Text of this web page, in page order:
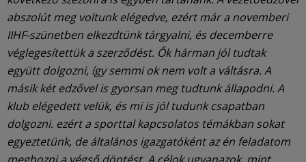
abszolút meg voltunk elégedve, ezért már a novemberi
IIHF-szünetben elkezdtünk tárgyalni, és decemberre
véglegesítettük a szerződést. Ők hárman jól tudtak
együtt dolgozni, így semmi ok nem volt a váltásra. A
másik két edzővel is gyorsan meg tudtunk állapodni. A
klub elégedett velük, és mi is jól tudunk csapatban
dolgozni. ezért a sporttal kapcsolatos témákban sokat
egyeztetünk, de általános igazgatóként az én feladatom